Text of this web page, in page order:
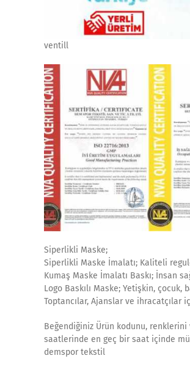
ventill
Siperlikli Maske;
Siperlikli Maske İmalatı; Kaliteli
Kumaş Maske İmalatı Baskı; İnsan
Logo Baskılı Maske; Yetişkin,
Toptancılar, Ajanslar ve ihracatçılar
Beğendiğiniz Ürün kodunu,
saatlerinde en geç bir saat içinde
demspor tekstil